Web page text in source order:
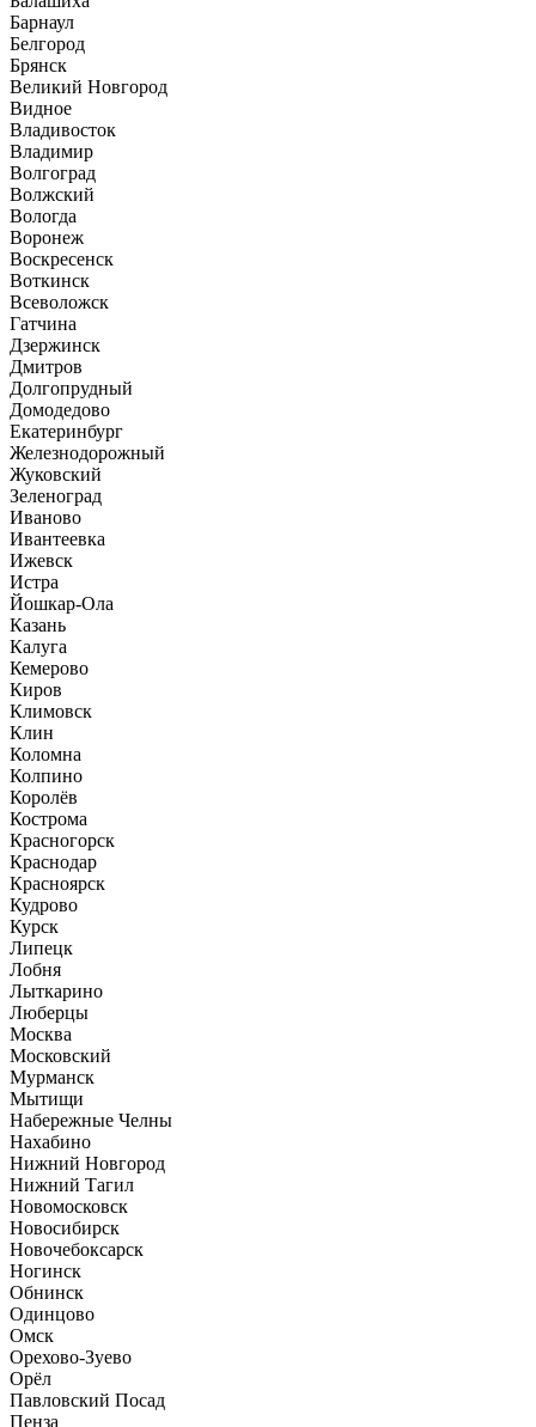
Барнаул
Белгород
Брянск
Великий Новгород
Видное
Владивосток
Владимир
Волгоград
Волжский
Вологда
Воронеж
Воскресенск
Воткинск
Всеволожск
Гатчина
Дзержинск
Дмитров
Долгопрудный
Домодедово
Екатеринбург
Железнодорожный
Жуковский
Зеленоград
Иваново
Ивантеевка
Ижевск
Истра
Йошкар-Ола
Казань
Калуга
Кемерово
Киров
Климовск
Клин
Коломна
Колпино
Королёв
Кострома
Красногорск
Краснодар
Красноярск
Кудрово
Курск
Липецк
Лобня
Лыткарино
Люберцы
Москва
Московский
Мурманск
Мытищи
Набережные Челны
Нахабино
Нижний Новгород
Нижний Тагил
Новомосковск
Новосибирск
Новочебоксарск
Ногинск
Обнинск
Одинцово
Омск
Орехово-Зуево
Орёл
Павловский Посад
Пенза